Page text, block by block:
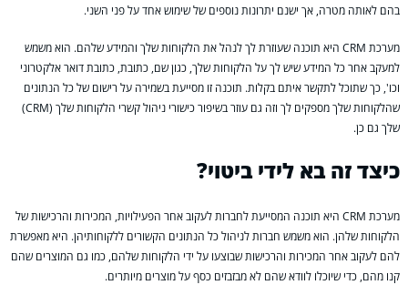
בהם לאותה מטרה, אך ישנם יתרונות נוספים של שימוש אחד על פני השני.
מערכת CRM היא תוכנה שעוזרת לך לנהל את הלקוחות שלך והמידע שלהם. הוא משמש
למעקב אחר כל המידע שיש לך על הלקוחות שלך, כגון שם, כתובת, כתובת דואר אלקטרוני
וכו', כך שתוכל לתקשר איתם בקלות. תוכנה זו מסייעת בשמירה על רישום של כל הנתונים
שהלקוחות שלך מספקים לך וזה גם עוזר בשיפור כישורי ניהול קשרי הלקוחות שלך (CRM)
שלך גם כן.
כיצד זה בא לידי ביטוי?
מערכת CRM היא תוכנה המסייעת לחברות לעקוב אחר הפעילויות, המכירות והרכישות של
הלקוחות שלהן. הוא משמש חברות לניהול כל הנתונים הקשורים ללקוחותיהן. היא מאפשרת
להם לעקוב אחר המכירות והרכישות שבוצעו על ידי הלקוחות שלהם, כמו גם המוצרים שהם
קנו מהם, כדי שיוכלו לוודא שהם לא מבזבזים כסף על מוצרים מיותרים.